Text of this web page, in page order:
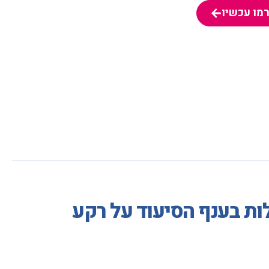
עכשיו
עכשיו
בענף הסיעוד על רקע